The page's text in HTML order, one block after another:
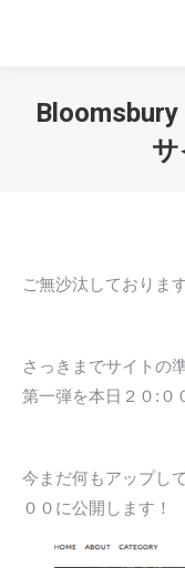
ご無沙汰しておりま
さっきまでサイトの
第一弾を本日２０:０
今まだ何もアップし
００に公開します！